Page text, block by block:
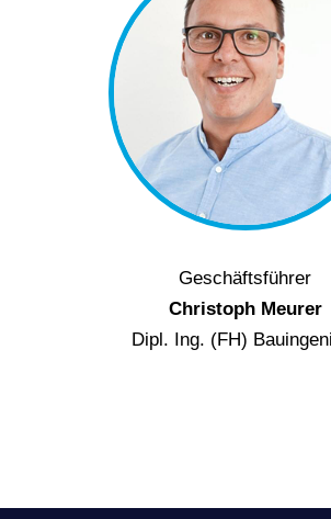
Geschäftsführer
Christoph Meurer
Dipl. Ing. (FH)